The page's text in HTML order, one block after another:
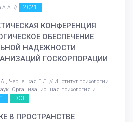
А.А. // 2021
КОНФЕРЕНЦИЯ
ОБЕСПЕЧЕНИЕ
НАДЕЖНОСТИ
ГОСКОРПОРАЦИИ
Чернецкая Е.Д. // Институт психологии
Организационная психология и
DOI
В ПРОСТРАНСТВЕ